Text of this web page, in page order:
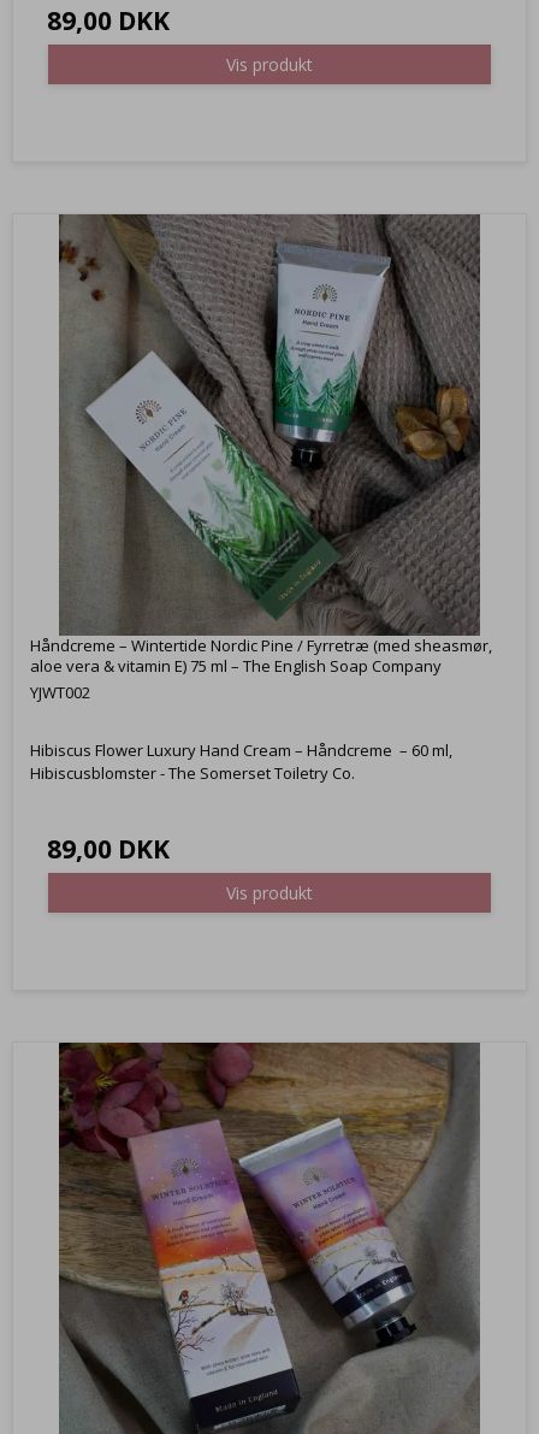
89,00 DKK
Vis produkt
Håndcreme – Wintertide Nordic Pine / Fyrretræ (med sheasmør,
aloe vera & vitamin E) 75 ml – The English Soap Company
YJWT002
Hibiscus Flower Luxury Hand Cream – Håndcreme – 60 ml,
Hibiscusblomster - The Somerset Toiletry Co.
89,00 DKK
Vis produkt